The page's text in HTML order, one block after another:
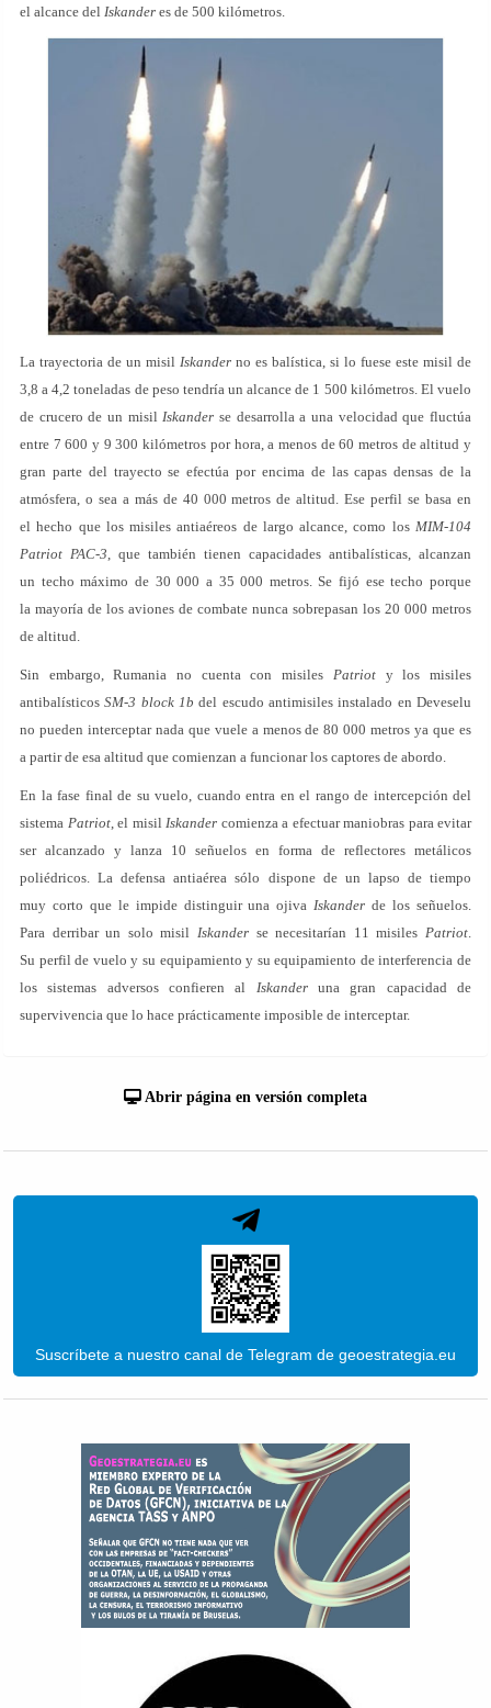
el alcance del Iskander es de 500 kilómetros.
La trayectoria de un misil Iskander no es balística, si lo fuese este misil de
3,8 a 4,2 toneladas de peso tendría un alcance de 1 500 kilómetros. El vuelo
de crucero de un misil Iskander se desarrolla a una velocidad que fluctúa
entre 7 600 y 9 300 kilómetros por hora, a menos de 60 metros de altitud y
gran parte del trayecto se efectúa por encima de las capas densas de la
atmósfera, o sea a más de 40 000 metros de altitud. Ese perfil se basa en
el hecho que los misiles antiaéreos de largo alcance, como los MIM-104
Patriot PAC-3 , que también tienen capacidades antibalísticas, alcanzan
un techo máximo de 30 000 a 35 000 metros. Se fijó ese techo porque
la mayoría de los aviones de combate nunca sobrepasan los 20 000 metros
de altitud.
Sin embargo, Rumania no cuenta con misiles Patrioty los misiles
antibalísticosSM-3 block 1b del escudo antimisiles instalado en Deveselu
no pueden interceptar nada que vuele a menos de 80 000 metros ya que es
a partir de esa altitud que comienzan a funcionar los captores de abordo.
En la fase final de su vuelo, cuando entra en el rango de intercepción del
sistema Patriot, el misil Iskander comienza a efectuar maniobras para evitar
ser alcanzado y lanza 10 señuelos en forma de reflectores metálicos
poliédricos. La defensa antiaérea sólo dispone de un lapso de tiempo
muy corto que le impide distinguir una ojiva Iskander de los señuelos.
Para derribar un solo misil Iskander se necesitarían 11 misiles Patriot
Su perfil de vuelo y su equipamiento y su equipamiento de interferencia de
los sistemas adversos confieren al Iskanderuna gran capacidad de
supervivencia que lo hace prácticamente imposible de interceptar.
Abrir página en versión completa
Suscríbete a nuestro canal de Telegram de geoestrategia.eu